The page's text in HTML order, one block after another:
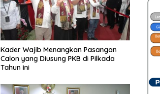
Kader Wajib Menangkan Pasangan
Calon yang Diusung PKB di Pilkada
Tahun ini